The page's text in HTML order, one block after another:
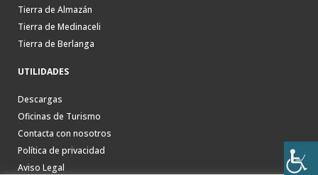
Tierra de Almazán
Tierra de Medinaceli
Tierra de Berlanga
UTILIDADES
Descargas
Oficinas de Turismo
Contacta con nosotros
Política de privacidad
Aviso Legal